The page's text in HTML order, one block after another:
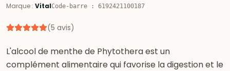
Marque : VitalCode-barre : 6192421100187
(5 avis)
L'alcool de menthe de Phytothera est un
complément alimentaire qui favorise la digestion et le